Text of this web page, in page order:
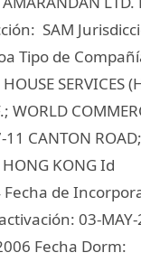
SAM
Tipo de
SERVICES
WORLD
11 CANTON
KONG Id
de
03-
Fecha Dorm: